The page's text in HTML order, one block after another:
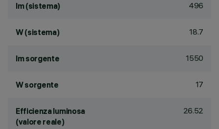
lm (sistema) 496
W (sistema) 18.7
lm sorgente 1550
W sorgente 17
Efficienza luminosa
(valore reale)
26.52